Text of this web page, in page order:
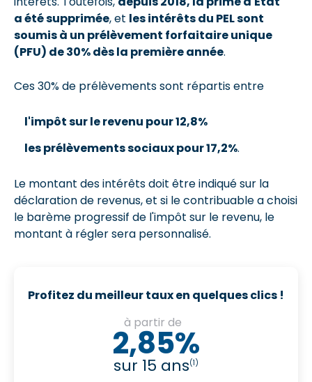
a été supprimée, et les intérêts du PEL sont
soumis à un prélèvement forfaitaire unique
(PFU) de 30% dès la première année.
Ces 30% de prélèvements sont répartis entre
l'impôt sur le revenu pour 12,8%
les prélèvements sociaux pour 17,2%.
Le montant des intérêts doit être indiqué sur la
déclaration de revenus, et si le contribuable a choisi
le barème progressif de l'impôt sur le revenu, le
montant à régler sera personnalisé.
Profitez du meilleur taux en quelques clics !
à partir de
2,85%
sur 15 ans(1)